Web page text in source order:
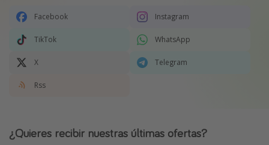
Facebook Instagram
TikTok WhatsApp
X Telegram
Rss
¿Quieres recibir nuestras últimas ofertas?